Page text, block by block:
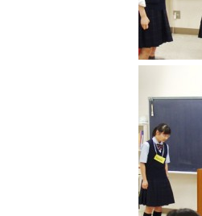
サポーターズサイト（寄